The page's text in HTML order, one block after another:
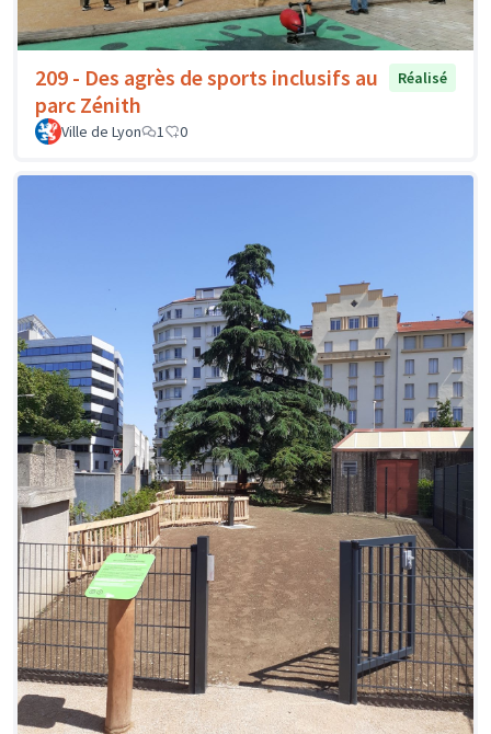
209 - Des agrès de sports inclusifs au
parc Zénith
Réalisé
Ville de Lyon 1 0